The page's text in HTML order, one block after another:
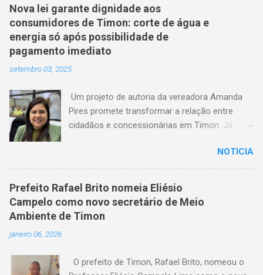
Nova lei garante dignidade aos
consumidores de Timon: corte de água e
energia só após possibilidade de
pagamento imediato
setembro 03, 2025
Um projeto de autoria da vereadora Amanda
Pires promete transformar a relação entre
cidadãos e concessionárias em Timon. Já
estabelece que consumidores terão o direito
de quitar seus débitos de água e energia
elétrica no momento anterior ao corte do
serviço — garantindo mais dignidade e evitando
que famílias fiquem sem itens essenciais em
vezes, veem-se surpreendidos pelo corte
NOTICIA
Prefeito Rafael Brito nomeia Eliésio
Campelo como novo secretário de Meio
Ambiente de Timon
janeiro 06, 2026
O prefeito de Timon, Rafael Brito, nomeou o